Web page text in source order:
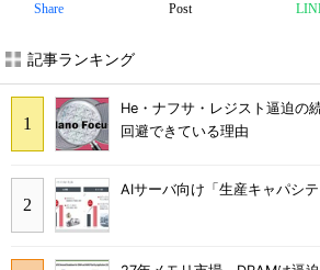
Share Post
記事ランキング
He・ナフサ・レジスト逼迫
回避できている理由
AIサーバ向け「生産キャパシ